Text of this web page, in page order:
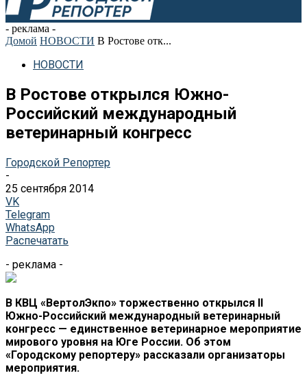
- реклама -
Домой НОВОСТИ В Ростове отк...
НОВОСТИ
В Ростове открылся Южно-
Российский международный
ветеринарный конгресс
Городской Репортер
-
25 сентября 2014
VK
Telegram
WhatsApp
Распечатать
- реклама -
В КВЦ «ВертолЭкпо» торжественно открылся II
Южно-Российский международный ветеринарный
конгресс — единственное ветеринарное мероприятие
мирового уровня на Юге России. Об этом
«Городскому репортеру» рассказали организаторы
мероприятия.